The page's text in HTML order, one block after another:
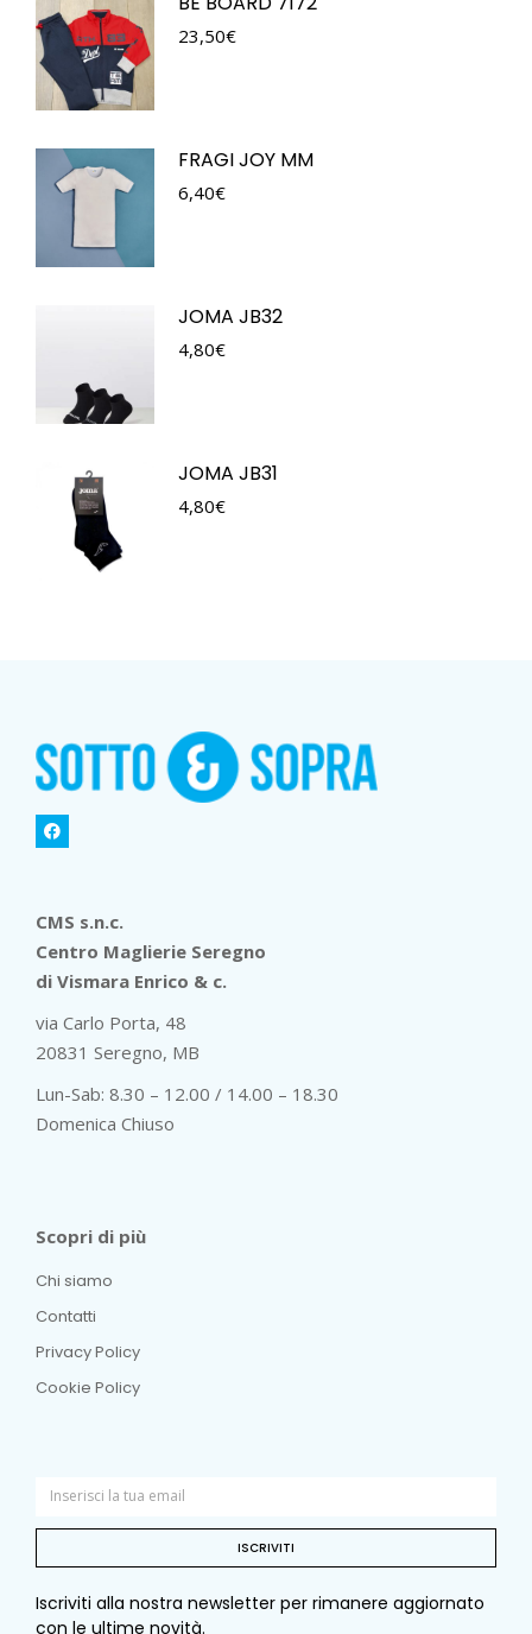
23,50€
FRAGI JOY MM
6,40€
JOMA JB32
4,80€
JOMA JB31
4,80€
CMS s.n.c.
Centro Maglierie Seregno
di Vismara Enrico & c.
via Carlo Porta, 48
20831 Seregno, MB
Lun-Sab: 8.30 – 12.00 / 14.00 – 18.30
Domenica Chiuso
Scopri di più
Chi siamo
Contatti
Privacy Policy
Cookie Policy
ISCRIVITI
Iscriviti alla nostra newsletter per rimanere aggiornato
con le ultime novità.